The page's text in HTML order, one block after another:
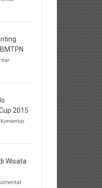
2015
Komentar
Wisata